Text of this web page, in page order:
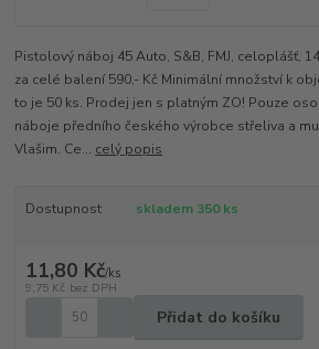
Pistolový náboj 45 Auto, S&B, FMJ, celoplášť,
za celé balení 590,- Kč Minimální množství k
to je 50 ks. Prodej jen s platným ZO! Pouze
náboje předního českého výrobce střeliva a
Vlašim. Ce... celý popis
Dostupnost skladem 350 ks
11,80 Kč/ks
9,75 Kč bez DPH
Přidat do košíku